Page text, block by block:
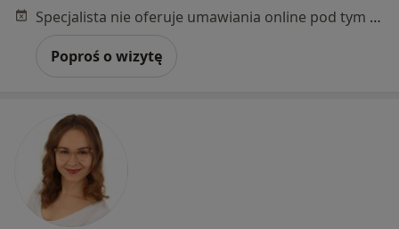
Specjalista nie oferuje umawiania online pod tym adresem.
Poproś o wizytę